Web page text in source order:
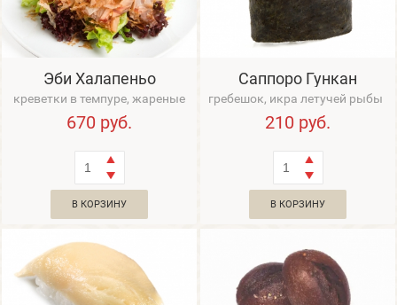
Эби Халапеньо
креветки в темпуре, жареные
грибы, салат Романо, соус
Халапеньо, с...
670 руб.
В КОРЗИНУ
Саппоро Гункан
гребешок, икра летучей рыбы
210 руб.
В КОРЗИНУ